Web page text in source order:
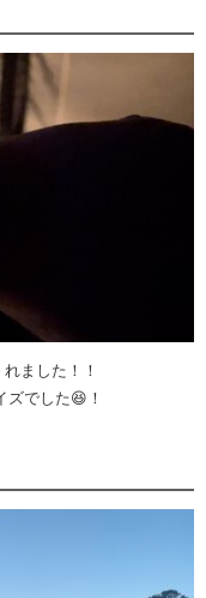
ました！！
ズでした😆！